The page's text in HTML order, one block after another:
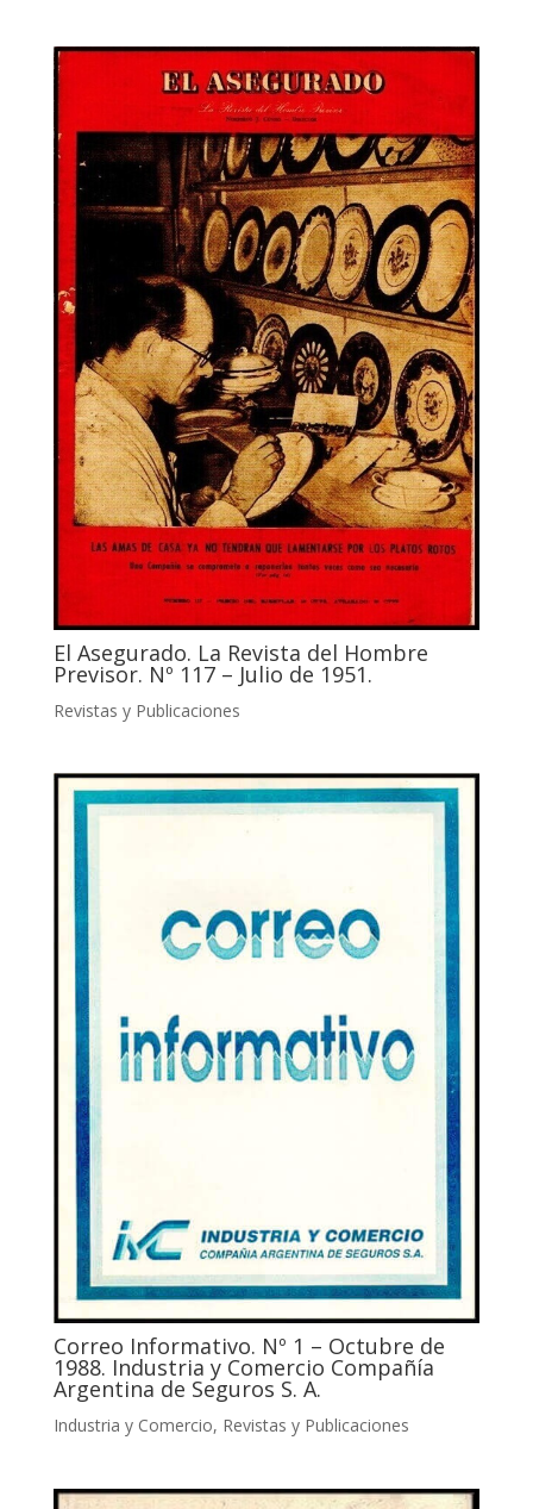
El Asegurado. La Revista del Hombre
Previsor. Nº 117 – Julio de 1951.
Revistas y Publicaciones
Correo Informativo. Nº 1 – Octubre de
1988. Industria y Comercio Compañía
Argentina de Seguros S. A.
Industria y Comercio, Revistas y Publicaciones